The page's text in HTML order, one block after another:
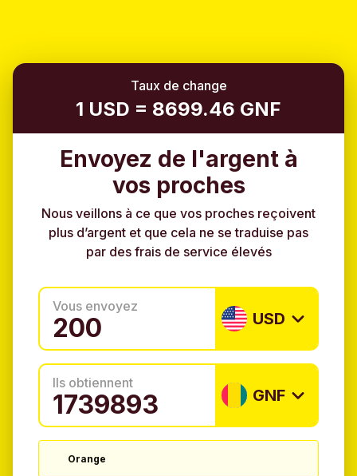
Taux de change
1 USD = 8699.46 GNF
Envoyez de l'argent à
vos proches
Nous veillons à ce que vos proches reçoivent
plus d’argent et que cela ne se traduise pas
par des frais de service élevés
Vous envoyez
USD
Ils obtiennent
GNF
Orange